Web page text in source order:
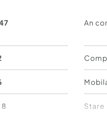
aproximativ
10 minute de
10 minute de
transport public,
și zone verzi
An
8 Stare